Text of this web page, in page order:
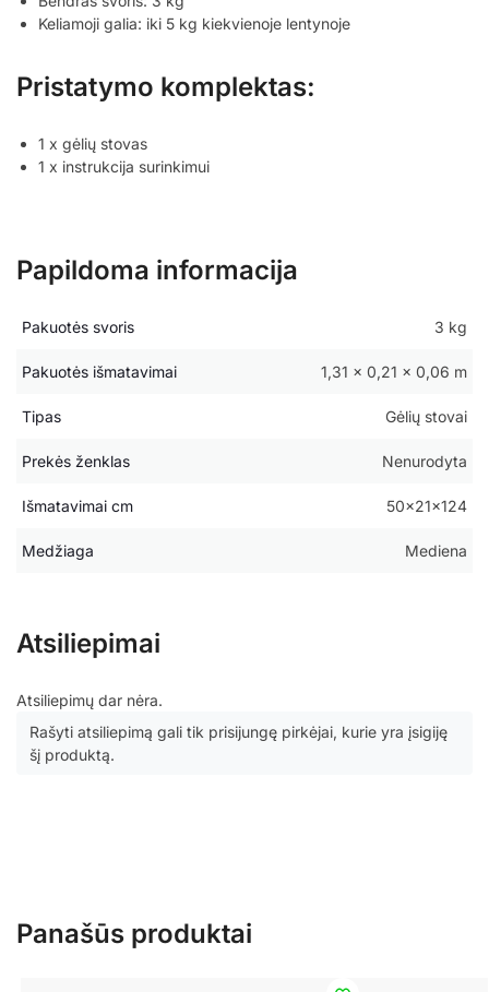
Keliamoji galia: iki 5 kg kiekvienoje lentynoje
Pristatymo komplektas:
1 x gėlių stovas
1 x instrukcija surinkimui
Papildoma informacija
Pakuotės svoris 3 kg
Pakuotės išmatavimai 1,31 × 0,21 × 0,06 m
Tipas Gėlių stovai
Prekės ženklas Nenurodyta
Išmatavimai cm 50x21x124
Medžiaga Mediena
Atsiliepimai
Atsiliepimų dar nėra.
Rašyti atsiliepimą gali tik prisijungę pirkėjai, kurie yra įsigiję
šį produktą.
Panašūs produktai